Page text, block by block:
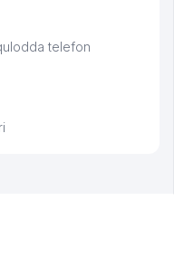
telefon